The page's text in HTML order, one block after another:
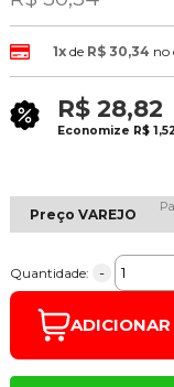
1xde R$ 30,34 no
R$ 28,82
Economize R$ 1,52
Preço VAREJO
Quantidade: -